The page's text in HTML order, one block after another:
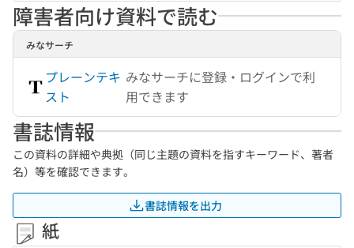
障害者向け資料で読む
みなサーチ
プレーンテキ
スト
みなサーチに登録・ログインで利
用できます
書誌情報
この資料の詳細や典拠（同じ主題の資料を指すキーワード、著者
名）等を確認できます。
書誌情報を出力
紙